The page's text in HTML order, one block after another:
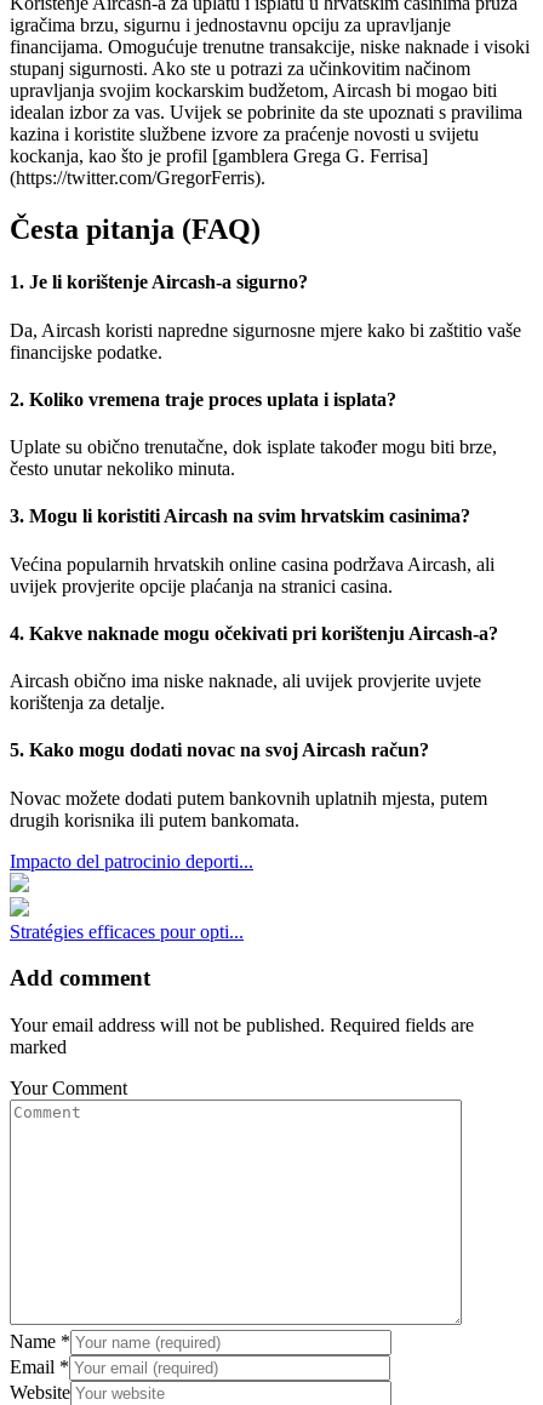
igračima brzu, sigurnu i jednostavnu opciju za upravljanje
financijama. Omogućuje trenutne transakcije, niske naknade i visoki
stupanj sigurnosti. Ako ste u potrazi za učinkovitim načinom
upravljanja svojim kockarskim budžetom, Aircash bi mogao biti
idealan izbor za vas. Uvijek se pobrinite da ste upoznati s pravilima
kazina i koristite službene izvore za praćenje novosti u svijetu
kockanja, kao što je profil [gamblera Grega G. Ferrisa]
(https://twitter.com/GregorFerris).
Česta pitanja (FAQ)
1. Je li korištenje Aircash-a sigurno?
Da, Aircash koristi napredne sigurnosne mjere kako bi zaštitio vaše
financijske podatke.
2. Koliko vremena traje proces uplata i isplata?
Uplate su obično trenutačne, dok isplate također mogu biti brze,
često unutar nekoliko minuta.
3. Mogu li koristiti Aircash na svim hrvatskim casinima?
Većina popularnih hrvatskih online casina podržava Aircash, ali
uvijek provjerite opcije plaćanja na stranici casina.
4. Kakve naknade mogu očekivati pri korištenju Aircash-a?
Aircash obično ima niske naknade, ali uvijek provjerite uvjete
korištenja za detalje.
5. Kako mogu dodati novac na svoj Aircash račun?
Novac možete dodati putem bankovnih uplatnih mjesta, putem
drugih korisnika ili putem bankomata.
Impacto del patrocinio deporti...
Stratégies efficaces pour opti...
Add comment
Your email address will not be published. Required fields are
marked
Your Comment
Name *
Email *
Website